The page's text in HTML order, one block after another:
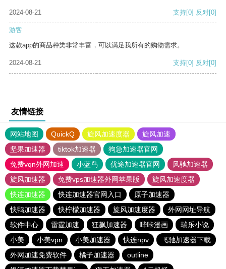
2024-08-21 支持[0] 反对[0]
游客
这款app的商品种类非常丰富，可以满足我所有的购物需求。
2024-08-21 支持[0] 反对[0]
友情链接
网站地图 QuickQ 旋风加速度器
旋风加速
坚果加速器
tiktok加速器
狗急加速器官网
免费vqn外网加速
小蓝鸟 优途加速器官网
风驰加速器
旋风加速器
免费vps加速器外网苹果版
旋风加速度器
快连加速器
快连加速器官网入口
原子加速器
快鸭加速器
快柠檬加速器 旋风加速度器
外网网址导航
软件中心
雷霆加速 狂飙加速器 哔咔漫画
瑞乐小说
小美
小美vpn 小美加速器 快连npv
飞驰加速器下载
外网加速免费软件
橘子加速器
outline